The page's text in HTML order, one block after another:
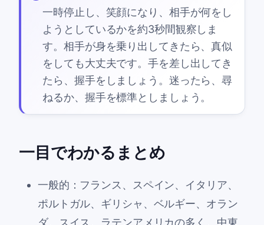
一時停止し、笑顔になり、相手が何をし
ようとしているかを約3秒間観察しま
す。相手が身を乗り出してきたら、真似
をしても大丈夫です。手を差し出してき
たら、握手をしましょう。迷ったら、尋
ねるか、握手を標準としましょう。
一目でわかるまとめ
一般的：フランス、スペイン、イタリア、
ポルトガル、ギリシャ、ベルギー、オラン
ダ、スイス、ラテンアメリカの多く、中東